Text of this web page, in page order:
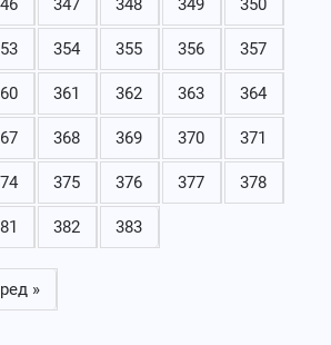
354 355 356 357
361 362 363 364
368 369 370 371
375 376 377 378
382 383
»